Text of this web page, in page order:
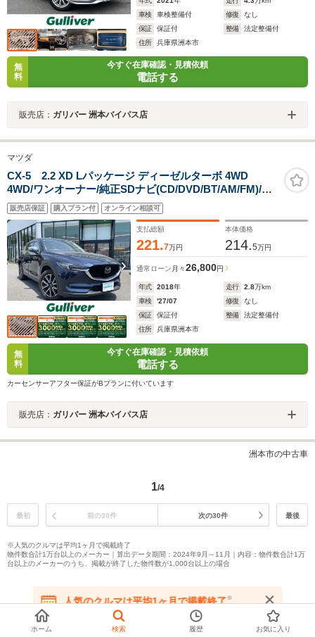
車検
車検整備付 修復
なし
保証
保証付 整備
法定整備付
住所
兵庫県洲本市
無
料
今すぐ在庫確認・見積依頼
電話する
販売店： ガリバー 洲本バイパス店
マツダ
CX-5 2.2 XD Lパッケージ ディーゼルターボ 4WD
4WD/ワンオーナー/純正SDナビ(CD/DVD/BT/AM/FM)/フ
ルセグテレビ/バックカメラ/BOSEサウンド/パドルシフ
ト/クルコン/シートヒーター/ステアリングヒーター
販売店保証 購入プラン付 オンライン相談可
支払総額
221.7万円
本体価格
214.5万円
通常ローン 月々26,800円
年式 2018年 走行 2.8万km
車検
'27/07 修復
なし
保証
保証付 整備
法定整備付
住所
兵庫県洲本市
無
料
今すぐ在庫確認・見積依頼
電話する
カーセンサーアフター保証がBプランに付いています
販売店： ガリバー 洲本バイパス店
洲本市の中古車
1/4
最初 前の30件 次の30件 最後
※人気のクルマは平均1ヶ月で掲載終了
物件数合計1万台以上のメーカー｜算出データ期間：2024年9月～11月｜内容：物件数合計1万
台以上のメーカーのうち、掲載が終了した物件数が1,000台以上の場合
ページトップへ
人気のクルマは平均1ヶ月で掲載終了※
在庫が無くなる前にお問い合わせください
ホーム 検索 履歴 お気に入り